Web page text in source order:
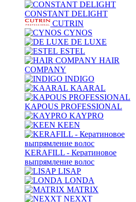
CONSTANT DELIGHT
CUTRIN
CYNOS
DE LUXE
ESTEL
HAIR
COMPANY
INDIGO
KAARAL
KAPOUS PROFESSIONAL
KAYPRO
KEEN
KERAFILL - Кератиновое
выпрямление волос
LISAP
LONDA
MATRIX
NEXXT